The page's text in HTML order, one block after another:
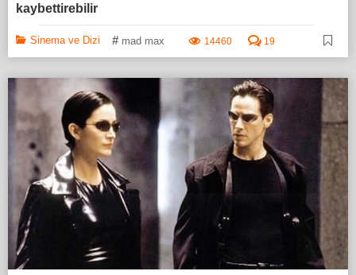
kaybettirebilir
Sinema ve Dizi # mad max 14460 19